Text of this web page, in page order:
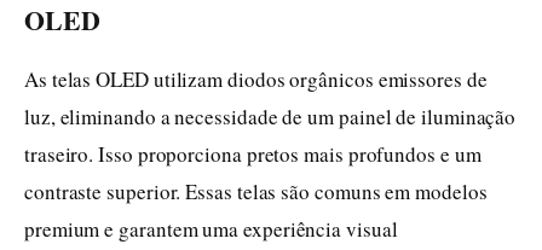
OLED
As telas OLED utilizam diodos orgânicos emissores de
luz, eliminando a necessidade de um painel de iluminação
traseiro. Isso proporciona pretos mais profundos e um
contraste superior. Essas telas são comuns em modelos
premium e garantem uma experiência visual